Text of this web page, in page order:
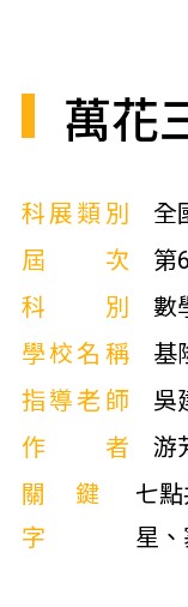
萬花
科展類別
全
屆次
第
科別
數
學校名稱
基
指導老師
吳
作者
游
關鍵
字
七
星